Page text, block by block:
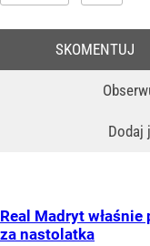
Dodaj
SKOMENTUJ
Real Madryt
za nastolatka